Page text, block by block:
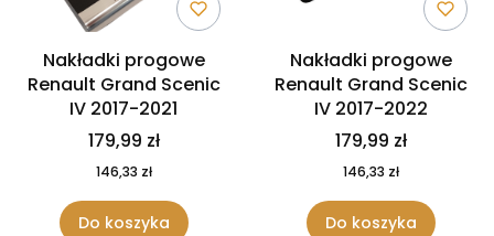
Nakładki progowe
Renault Grand Scenic
IV 2017-2021
179,99 zł
146,33 zł
Do koszyka
Nakładki progowe
Renault Grand Scenic
IV 2017-2022
179,99 zł
146,33 zł
Do koszyka